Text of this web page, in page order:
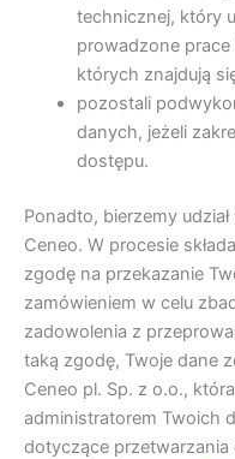
technicznej, który
prowadzone
których znajdują
pozostali
danych, jeżeli
dostępu.
Ponadto, bierzemy
Ceneo. W procesie
zgodę na przekazanie
zamówieniem w celu
zadowolenia z
taką zgodę, Twoje dane
Ceneo pl. Sp. z o.o.,
administratorem Twoich
dotyczące